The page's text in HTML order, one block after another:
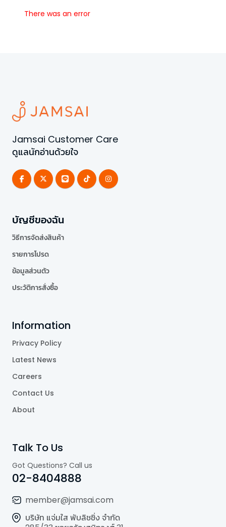
There was an error
Jamsai Customer Care
ดูแลนักอ่านด้วยใจ
บัญชีของฉัน
วิธีการจัดส่งสินค้า
รายการโปรด
ข้อมูลส่วนตัว
ประวัติการสั่งซื้อ
Information
Privacy Policy
Latest News
Careers
Contact Us
About
Talk To Us
Got Questions? Call us
02-8404888
member@jamsai.com
บริษัท แจ่มใส พับลิชชิ่ง จำกัด